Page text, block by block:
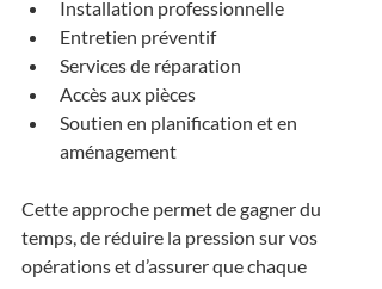
Installation professionnelle
Entretien préventif
Services de réparation
Accès aux pièces
Soutien en planification et en
aménagement
Cette approche permet de gagner du
temps, de réduire la pression sur vos
opérations et d’assurer que chaque